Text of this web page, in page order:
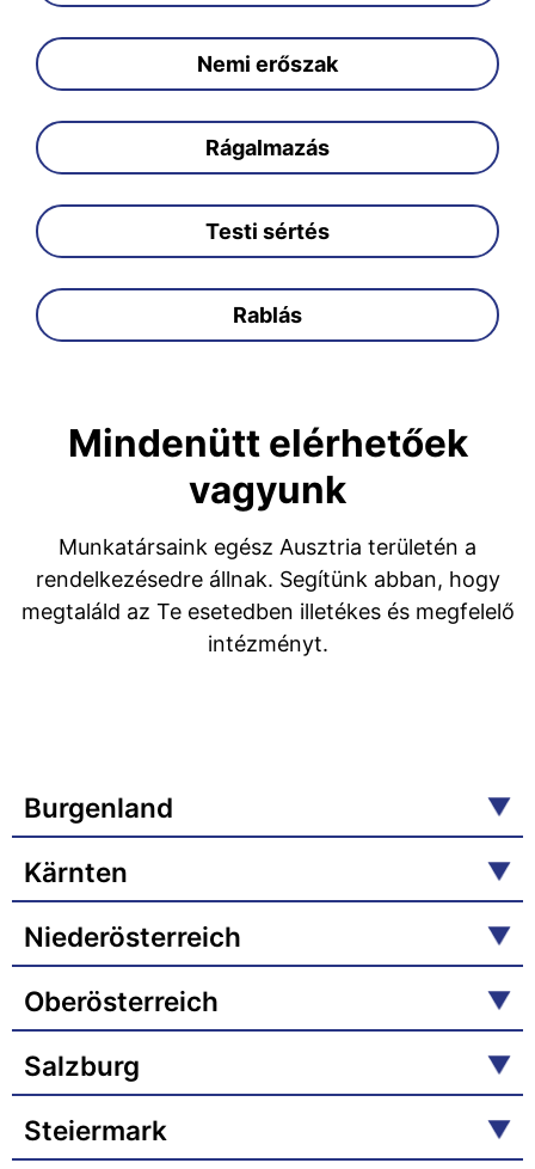
Nemi erőszak
Rágalmazás
Testi sértés
Rablás
Mindenütt elérhetőek
vagyunk
Munkatársaink egész Ausztria területén a
rendelkezésedre állnak. Segítünk abban, hogy
megtaláld az Te esetedben illetékes és megfelelő
intézményt.
Burgenland
Kärnten
Niederösterreich
Oberösterreich
Salzburg
Steiermark